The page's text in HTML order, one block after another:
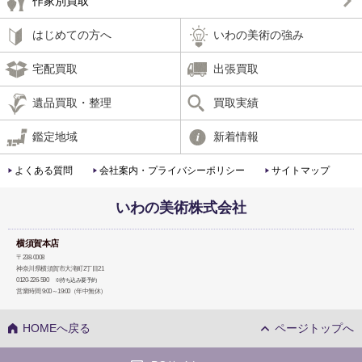
はじめての方へ いわの美術の強み
宅配買取 出張買取
遺品買取・整理 買取実績
鑑定地域 新着情報
よくある質問 会社案内・プライバシーポリシー サイトマップ
いわの美術株式会社
横須賀本店
〒238-0008
神奈川県横須賀市大滝町2丁目21
0120-226-590
※持ち込み要予約
営業時間 9:00～19:00（年中無休）
HOMEへ戻る ページトップへ